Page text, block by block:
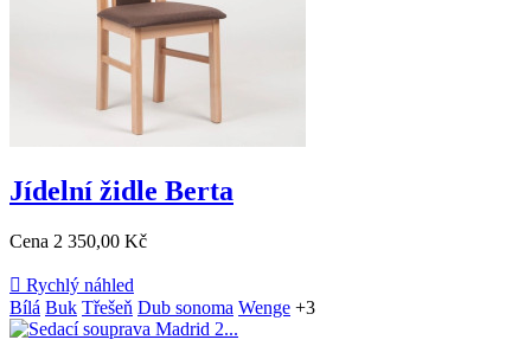
Jídelní židle Berta
Cena 2 350,00 Kč
 Rychlý náhled
Bílá Buk Třešeň Dub sonoma Wenge +3